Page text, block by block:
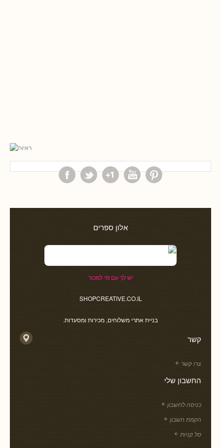
אלון ספרים
יש לך עם מי למכור
SHOPCREATIVE.CO.IL
בניית אתרי משלוחים, מכירות ומסעדות.
קשר
צרו קשר
החשבון שלי
כניסה לחשבון
הקמת חשבון
סל קניות